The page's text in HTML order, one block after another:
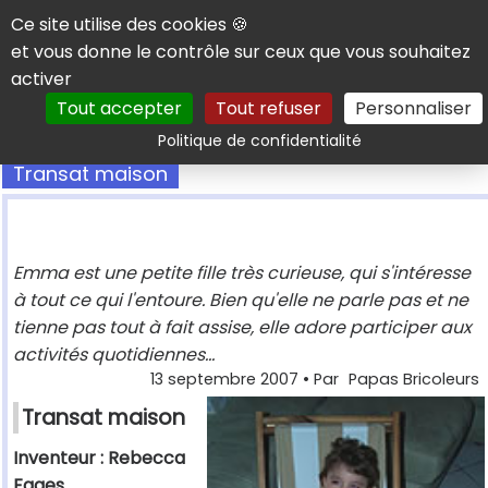
Panneau de gestion des cookies
Ce site utilise des cookies 🍪
et vous donne le contrôle sur ceux que vous souhaitez
activer
Tout accepter
Tout refuser Personnaliser
Politique de confidentialitéRechercher
Transat maison
Emma est une petite fille très curieuse, qui s'intéresse
à tout ce qui l'entoure. Bien qu'elle ne parle pas et ne
tienne pas tout à fait assise, elle adore participer aux
activités quotidiennes...
13 septembre 2007 • Par Papas Bricoleurs
Transat maison
Inventeur : Rebecca